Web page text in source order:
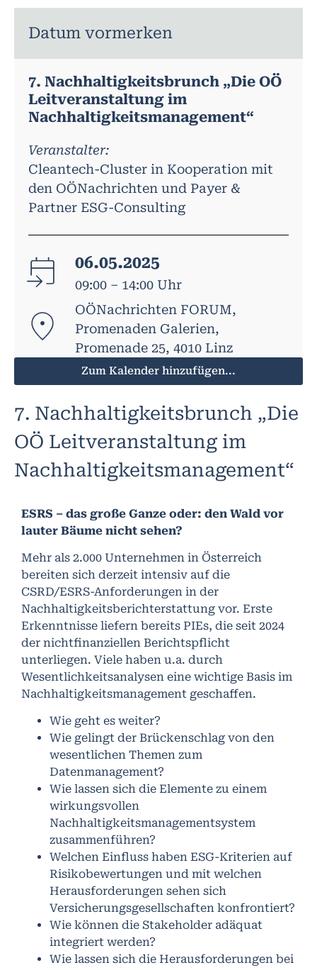
Datum vormerken
7. Nachhaltigkeitsbrunch „Die OÖ
Leitveranstaltung im
Nachhaltigkeitsmanagement“
Veranstalter:
Cleantech-Cluster in Kooperation mit
den OÖNachrichten und Payer &
Partner ESG-Consulting
06.05.2025
09:00 – 14:00 Uhr
OÖNachrichten FORUM,
Promenaden Galerien,
Promenade 25, 4010 Linz
Zum Kalender hinzufügen...
7. Nachhaltigkeitsbrunch „Die
OÖ Leitveranstaltung im
Nachhaltigkeitsmanagement“
ESRS – das große Ganze oder: den Wald vor
lauter Bäume nicht sehen?
Mehr als 2.000 Unternehmen in Österreich
bereiten sich derzeit intensiv auf die
CSRD/ESRS-Anforderungen in der
Nachhaltigkeitsberichterstattung vor. Erste
Erkenntnisse liefern bereits PIEs, die seit 2024
der nichtfinanziellen Berichtspflicht
unterliegen. Viele haben u.a. durch
Wesentlichkeitsanalysen eine wichtige Basis im
Nachhaltigkeitsmanagement geschaffen.
Wie geht es weiter?
Wie gelingt der Brückenschlag von den
wesentlichen Themen zum
Datenmanagement?
Wie lassen sich die Elemente zu einem
wirkungsvollen
Nachhaltigkeitsmanagementsystem
zusammenführen?
Welchen Einfluss haben ESG-Kriterien auf
Risikobewertungen und mit welchen
Herausforderungen sehen sich
Versicherungsgesellschaften konfrontiert?
Wie können die Stakeholder adäquat
integriert werden?
Wie lassen sich die Herausforderungen bei